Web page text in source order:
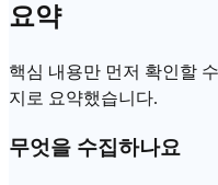
요약
핵심 내용만 먼저 확인할
지로 요약했습니다.
무엇을 수집하나요